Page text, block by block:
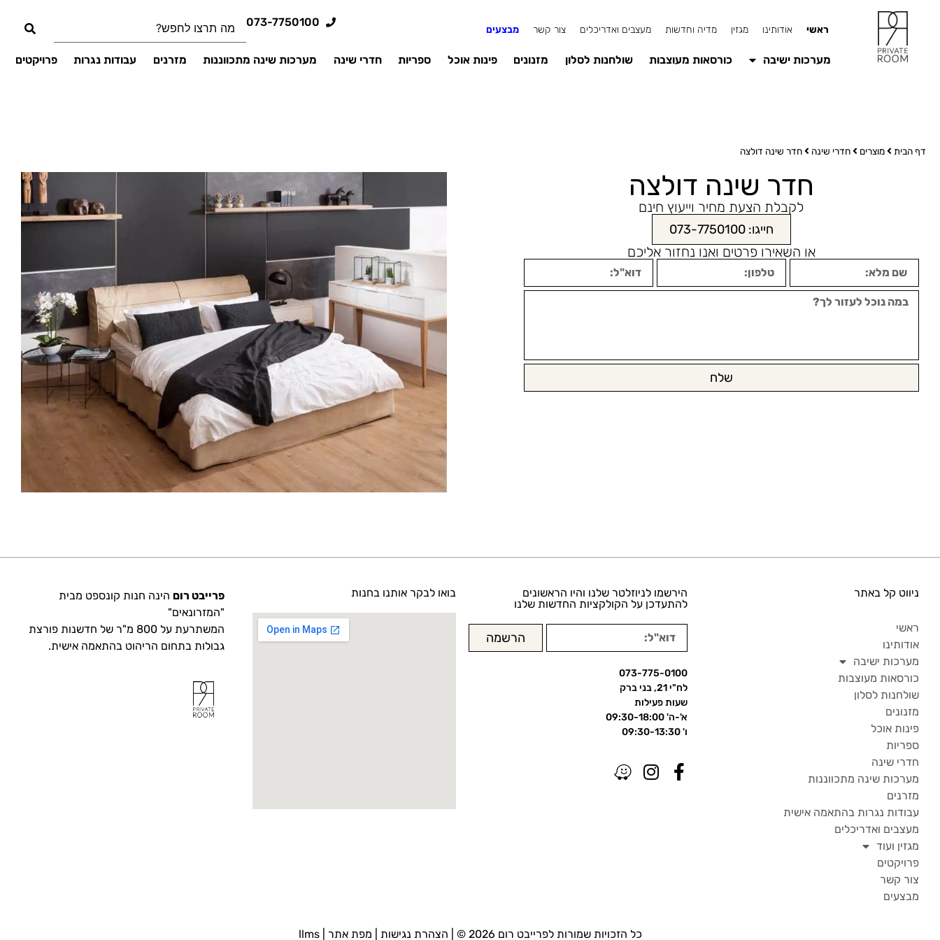
ראשי אודותינו מגזין מדיה וחדשות מעצבים ואדריכלים צור קשר מבצעים
073-7750100
מערכות ישיבה כורסאות מעוצבות שולחנות לסלון מזנונים פינות אוכל ספריות חדרי שינה מערכות שינה מתכווננות מזרנים עבודות נגרות פרויקטים
דף הבית מוצרים חדרי שינה חדר שינה דולצה
חדר שינה דולצה
לקבלת הצעת מחיר וייעוץ חינם
חייגו: 073-7750100
או השאירו פרטים ואנו נחזור אליכם
שלח
ניווט קל באתר
ראשי
אודותינו
מערכות ישיבה
כורסאות מעוצבות
שולחנות לסלון
מזנונים
פינות אוכל
ספריות
חדרי שינה
מערכות שינה מתכווננות
מזרנים
עבודות נגרות בהתאמה אישית
מעצבים ואדריכלים
מגזין ועוד
פרויקטים
צור קשר
מבצעים
הירשמו לניוזלטר שלנו והיו הראשונים
להתעדכן על הקולקציות החדשות שלנו
הרשמה
073-775-0100
לח"י 21, בני ברק
שעות פעילות
א'-ה' 09:30-18:00
ו' 09:30-13:30
בואו לבקר אותנו בחנות פרייבט רום הינה חנות קונספט מבית
"המזרונאים"
המשתרעת על 800 מ"ר של חדשנות פורצת
גבולות בתחום הריהוט בהתאמה אישית.
כל הזכויות שמורות לפרייבט רום 2026 © | הצהרת נגישות מפת אתר |
llms